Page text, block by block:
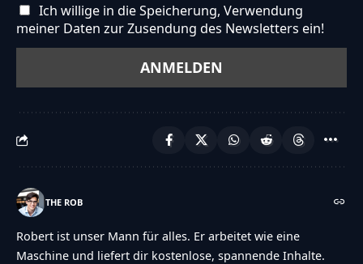
Ich willige in die Speicherung, Verwendung
meiner Daten zur Zusendung des Newsletters ein!
THE ROB
Robert ist unser Mann für alles. Er arbeitet wie eine
Maschine und liefert dir kostenlose, spannende Inhalte.